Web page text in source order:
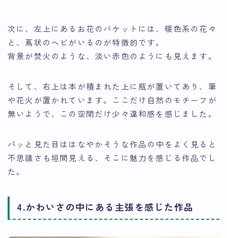
次に、左上にあるお花のバケットには、暖色系の花々
と、蔦状のヘビがいるのが特徴的です。
背景が焚火のような、淡い赤色のようにも見えます。
そして、右上は本が積まれた上に瓶が置いてあり、筆
や花火が置かれています。ここだけ自然のモチーフが
無いようで、この空間だけ少々違和感を感じました。
パッと見た目ははなやかそうな作品の中をよく見ると
不思議さも垣間見える、そこに魅力を感じる作品でし
た。
4.かわいさの中にある主張を感じた作品